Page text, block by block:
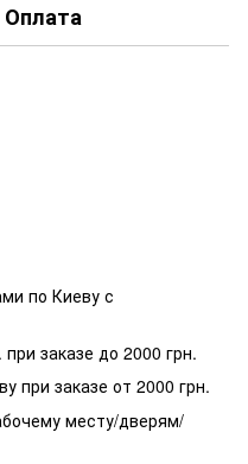
Оплата
по Киеву с
заказе до 2000 грн.
при заказе от 2000 грн.
месту/дверям/